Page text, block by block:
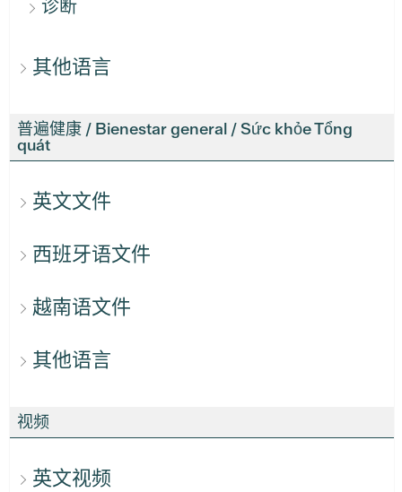
诊断
其他语言
普遍健康 / Bienestar general / Sức khỏe Tổng
quát
英文文件
西班牙语文件
越南语文件
其他语言
视频
英文视频